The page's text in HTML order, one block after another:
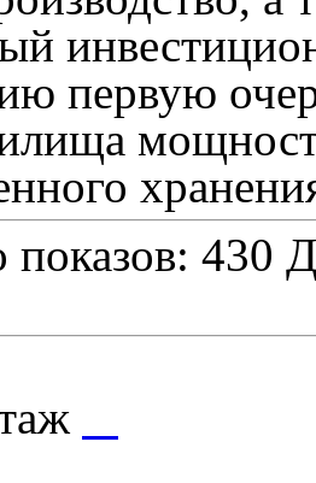
первую
показов: 430